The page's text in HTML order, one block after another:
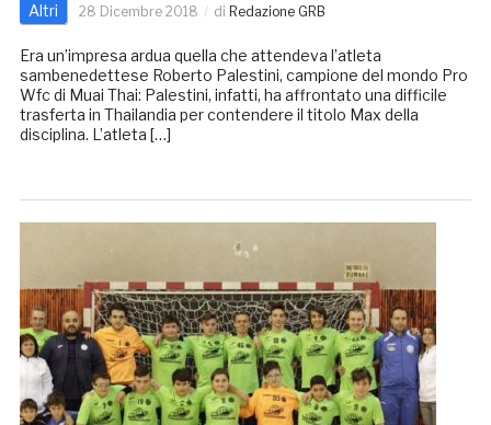
Altri 28 Dicembre 2018 di Redazione GRB
Era un’impresa ardua quella che attendeva l’atleta
sambenedettese Roberto Palestini, campione del mondo Pro
Wfc di Muai Thai: Palestini, infatti, ha affrontato una difficile
trasferta in Thailandia per contendere il titolo Max della
disciplina. L’atleta […]